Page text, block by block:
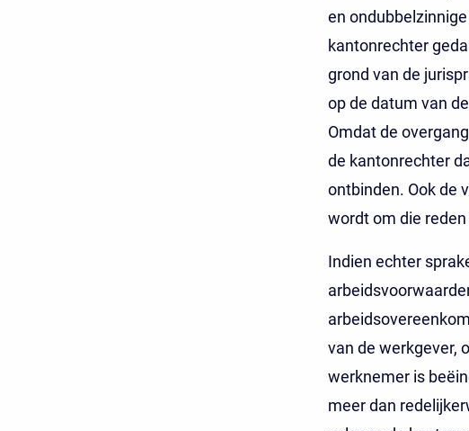
en
kantonrechter
grond van de
op de datum van
Omdat de
de kantonrechter
ontbinden. Ook de
wordt om die
Indien echter
van de werkgever,
werknemer is
meer dan